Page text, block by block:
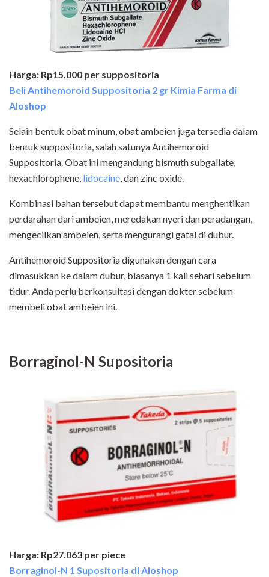
Harga: Rp15.000 per suppositoria
Beli Antihemoroid Suppositoria 2 gr Kimia Farma di
Aloshop
Selain bentuk obat minum, obat ambeien juga tersedia dalam
bentuk suppositoria, salah satunya Antihemoroid
Suppositoria. Obat ini mengandung bismuth subgallate,
hexachlorophene, lidocaine , dan zinc oxide.
Kombinasi bahan tersebut dapat membantu menghentikan
perdarahan dari ambeien, meredakan nyeri dan peradangan,
mengecilkan ambeien, serta mengurangi gatal di dubur.
Antihemoroid Suppositoria digunakan dengan cara
dimasukkan ke dalam dubur, biasanya 1 kali sehari sebelum
tidur. Anda perlu berkonsultasi dengan dokter sebelum
membeli obat ambeien ini.
Borraginol-N Supositoria
Harga: Rp27.063 per piece
Borraginol-N 1 Supositoria di Aloshop